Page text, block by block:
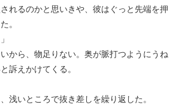
れるのかと思いきや、彼はぐっと先端を押
。
から、物足りない。奥が脈打つようにうね
訴えかけてくる。
浅いところで抜き差しを繰り返した。